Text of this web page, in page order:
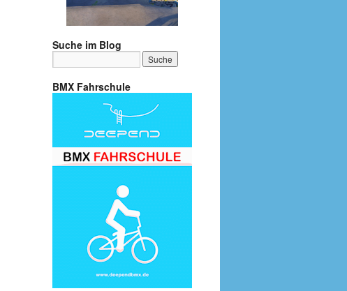
Suche im Blog
BMX Fahrschule